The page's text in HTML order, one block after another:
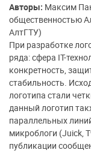
Авторы: Максим
общественностью
АлтГТУ)
При разработке
ряда: сфера IT-
конкретность,
стабильность.
логотипа стали
данный логотип
параллельных
микроблоги (Juick,
публикации